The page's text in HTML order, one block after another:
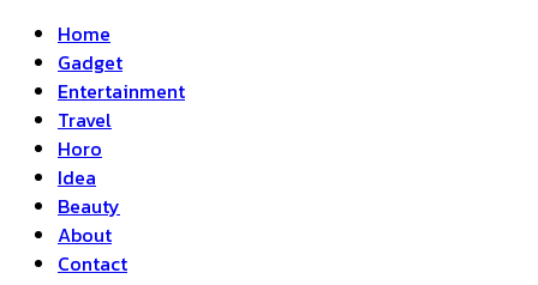
Home
Gadget
Entertainment
Travel
Horo
Idea
Beauty
About
Contact